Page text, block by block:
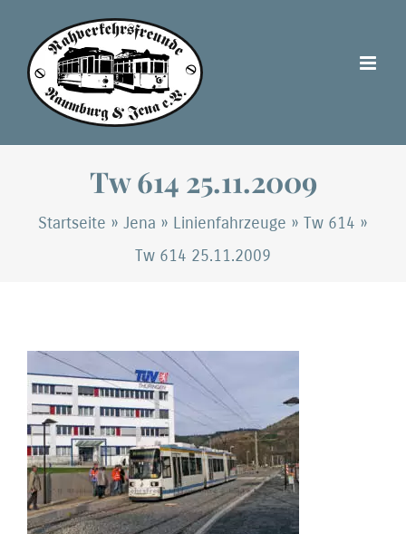
Inhalt
springen
Tw 614 25.11.2009
Startseite » Jena » Linienfahrzeuge » Tw 614 »
Tw 614 25.11.2009